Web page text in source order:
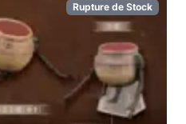
Rupture de Stock